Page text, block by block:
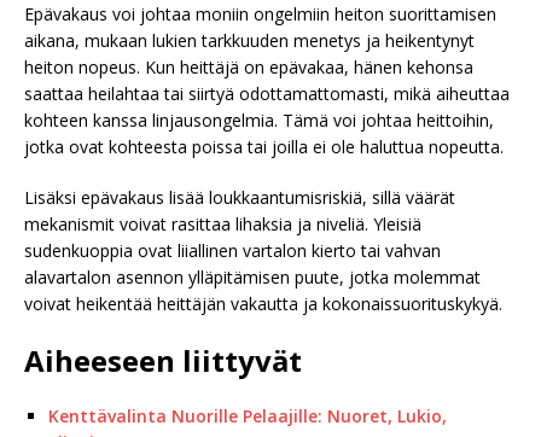
Epävakaus voi johtaa moniin ongelmiin heiton suorittamisen
aikana, mukaan lukien tarkkuuden menetys ja heikentynyt
heiton nopeus. Kun heittäjä on epävakaa, hänen kehonsa
saattaa heilahtaa tai siirtyä odottamattomasti, mikä aiheuttaa
kohteen kanssa linjausongelmia. Tämä voi johtaa heittoihin,
jotka ovat kohteesta poissa tai joilla ei ole haluttua nopeutta.
Lisäksi epävakaus lisää loukkaantumisriskiä, sillä väärät
mekanismit voivat rasittaa lihaksia ja niveliä. Yleisiä
sudenkuoppia ovat liiallinen vartalon kierto tai vahvan
alavartalon asennon ylläpitämisen puute, jotka molemmat
voivat heikentää heittäjän vakautta ja kokonaissuorituskykyä.
Aiheeseen liittyvät
Kenttävalinta Nuorille Pelaajille: Nuoret, Lukio,